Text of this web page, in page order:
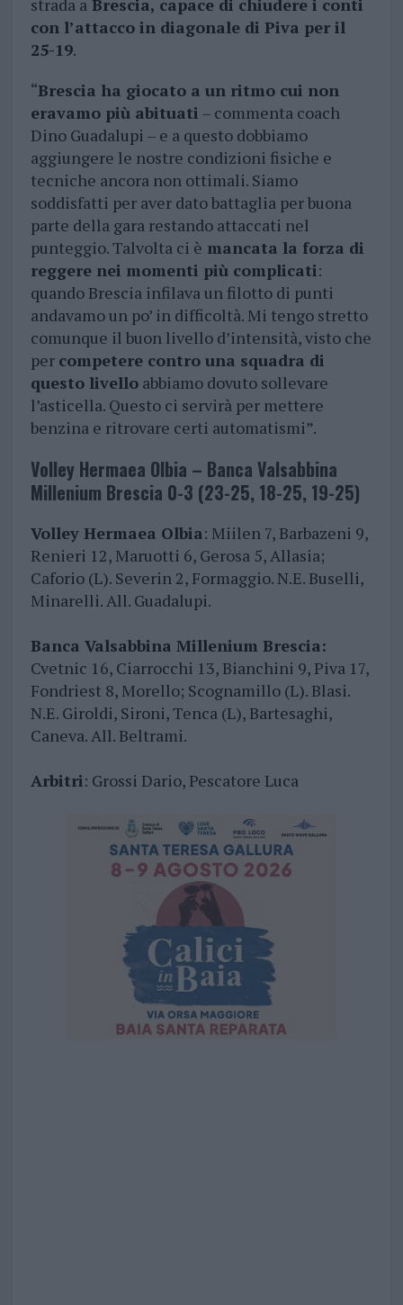
strada aBrescia, capace di chiudere i conti
con l’attacco in diagonale di Piva per il
25-19.
“Brescia ha giocato a un ritmo cui non
eravamo più abituati – commenta coach
Dino Guadalupi – e a questo dobbiamo
aggiungere le nostre condizioni fisiche e
tecniche ancora non ottimali. Siamo
soddisfatti per aver dato battaglia per buona
parte della gara restando attaccati nel
punteggio. Talvolta ci è mancata la forza di
reggere nei momenti più complicati:
quando Brescia infilava un filotto di punti
andavamo un po’ in difficoltà. Mi tengo stretto
comunque il buon livello d’intensità, visto che
per competere contro una squadra di
questo livelloabbiamo dovuto sollevare
l’asticella. Questo ci servirà per mettere
benzina e ritrovare certi automatismi”.
Volley Hermaea Olbia – Banca Valsabbina
Millenium Brescia 0-3 (23-25, 18-25, 19-25)
Volley Hermaea Olbia: Miilen 7, Barbazeni 9,
Renieri 12, Maruotti 6, Gerosa 5, Allasia;
Caforio (L). Severin 2, Formaggio. N.E. Buselli,
Minarelli. All. Guadalupi.
Banca Valsabbina Millenium Brescia:
Cvetnic 16, Ciarrocchi 13, Bianchini 9, Piva 17,
Fondriest 8, Morello; Scognamillo (L). Blasi.
N.E. Giroldi, Sironi, Tenca (L), Bartesaghi,
Caneva. All. Beltrami.
Arbitri: Grossi Dario, Pescatore Luca